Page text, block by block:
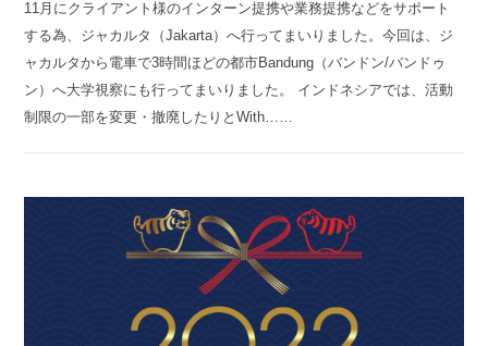
11月にクライアント様のインターン提携や業務提携などをサポート
する為、ジャカルタ（Jakarta）へ行ってまいりました。今回は、ジ
ャカルタから電車で3時間ほどの都市Bandung（バンドン/バンドゥ
ン）へ大学視察にも行ってまいりました。 インドネシアでは、活動
制限の一部を変更・撤廃したりとWith……